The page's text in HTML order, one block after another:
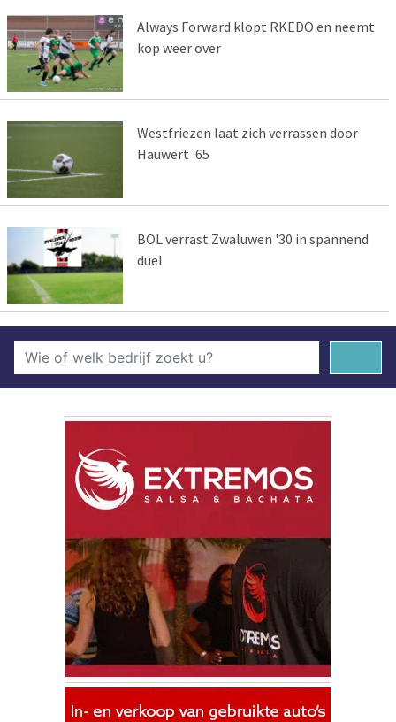
Always Forward klopt RKEDO en neemt
kop weer over
Westfriezen laat zich verrassen door
Hauwert '65
BOL verrast Zwaluwen '30 in spannend
duel